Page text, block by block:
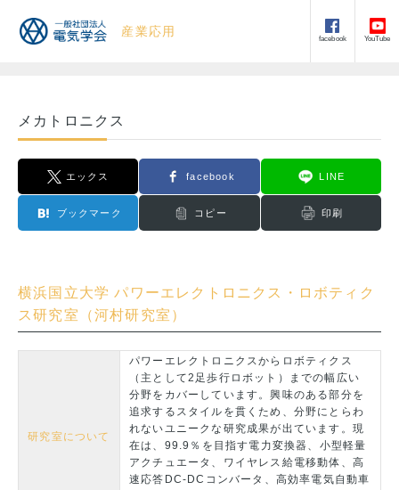
産業応用
facebook YouTube
メカトロニクス
エックス facebook LINE
ブックマーク コピー 印刷
横浜国立大学 パワーエレクトロニクス・ロボティク
ス研究室（河村研究室）
研究室について
パワーエレクトロニクスからロボティクス
（主として2足歩行ロボット）までの幅広い
分野をカバーしています。興味のある部分を
追求するスタイルを貫くため、分野にとらわ
れないユニークな研究成果が出ています。現
在は、99.9％を目指す電力変換器、小型軽量
アクチュエータ、ワイヤレス給電移動体、高
速応答DC-DCコンバータ、高効率電気自動車